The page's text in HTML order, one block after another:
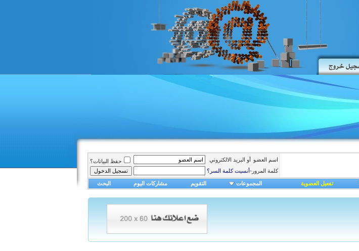
اسم العضو أو البريد الالكتروني
حفظ البيانات؟
كلمة المرور-أنسيت كلمة السر؟
تفعيل العضوية المجموعات التقويم مشاركات اليوم البحث